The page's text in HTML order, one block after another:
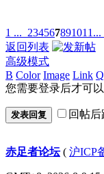
1 ... 234567891011 ...
返回列表
高级模式
B Color Image Link
您需要登录后才可
发表回复 回帖
赤足者论坛( 沪ICP